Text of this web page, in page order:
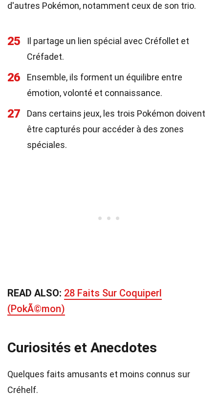
d'autres Pokémon, notamment ceux de son trio.
25
Il partage un lien spécial avec Créfollet et
Créfadet.
26
Ensemble, ils forment un équilibre entre
émotion, volonté et connaissance.
27
Dans certains jeux, les trois Pokémon doivent
être capturés pour accéder à des zones
spéciales.
READ ALSO: 28 Faits Sur Coquiperl
(PokÃ©mon)
Curiosités et Anecdotes
Quelques faits amusants et moins connus sur
Créhelf.